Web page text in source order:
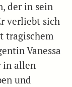
der in sein
verliebt sich
tragischem
Vanessa
in allen
und